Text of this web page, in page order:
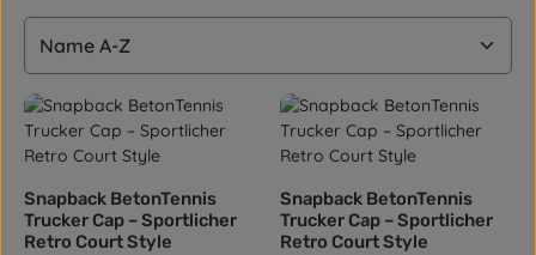
Snapback BetonTennis
Trucker Cap – Sportlicher
Retro Court Style
Snapback BetonTennis
Trucker Cap – Sportlicher
Retro Court Style